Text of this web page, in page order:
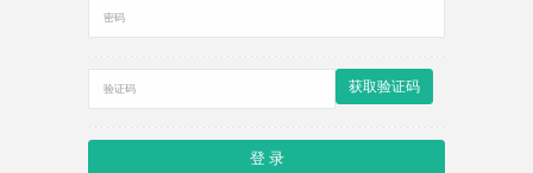
获取验证码
登 录